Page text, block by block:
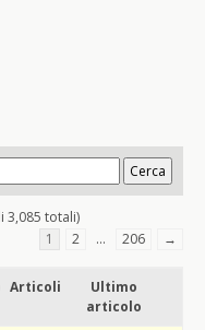
3,085 totali)
1
2 … 206 →
Articoli
Ultimo
articolo